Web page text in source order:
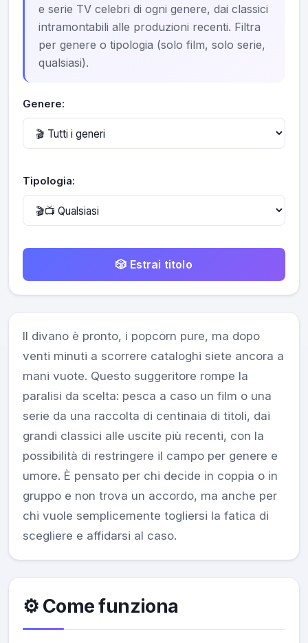
e serie TV celebri di ogni genere, dai classici
intramontabili alle produzioni recenti. Filtra
per genere o tipologia (solo film, solo serie,
qualsiasi).
Genere:
Tipologia:
🎲 Estrai titolo
Il divano è pronto, i popcorn pure, ma dopo
venti minuti a scorrere cataloghi siete ancora a
mani vuote. Questo suggeritore rompe la
paralisi da scelta: pesca a caso un film o una
serie da una raccolta di centinaia di titoli, dai
grandi classici alle uscite più recenti, con la
possibilità di restringere il campo per genere e
umore. È pensato per chi decide in coppia o in
gruppo e non trova un accordo, ma anche per
chi vuole semplicemente togliersi la fatica di
scegliere e affidarsi al caso.
⚙️ Come funziona